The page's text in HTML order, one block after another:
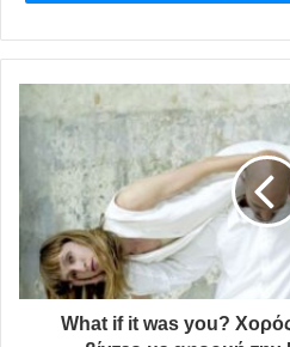
βιοαποβλήτων που θα
καταστήματα υγειονομικού
What if it was you?